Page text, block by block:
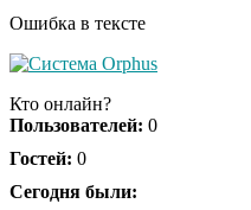
Ролик из Омска:
Ржу не
Ошибка в тексте
Кто онлайн?
Пользователей: 0
Гостей: 0
Сегодня были: